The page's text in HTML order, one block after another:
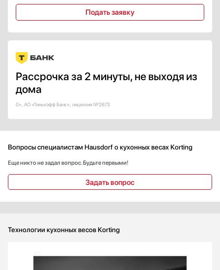
Подать заявку
Рассрочка за 2 минуты, не выходя из
дома
0+, АО «Тинькофф Банк», лицензия №2673
Вопросы специалистам Hausdorf о кухонных весах Korting
Еще никто не задал вопрос. Будьте первыми!
Задать вопрос
Технологии кухонных весов Korting